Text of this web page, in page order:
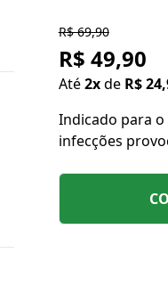
R$ 69,90
R$ 49,90
Até2xde R$
Indicado para
infecções